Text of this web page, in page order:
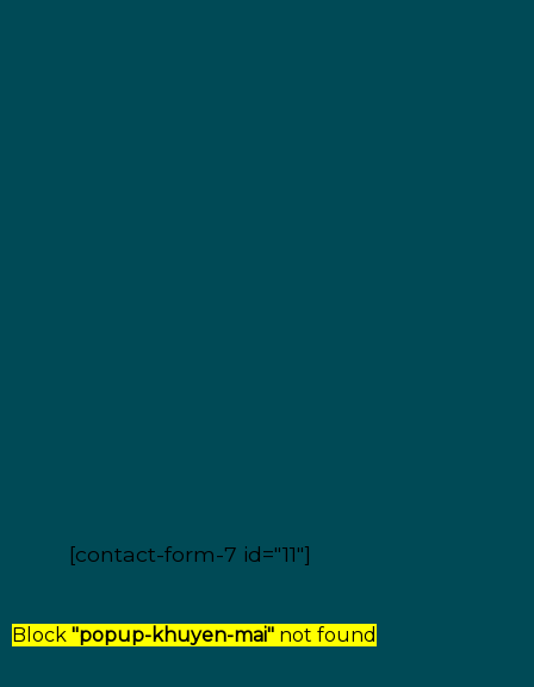
[contact-form-7 id="11"]
Block "popup-khuyen-mai" not found